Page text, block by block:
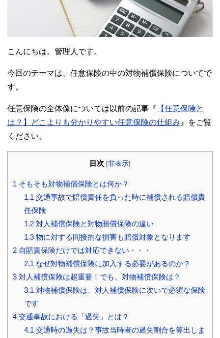
こんにちは。管理人です。
今回のテーマは、任意保険の中の対物補償保険についてで
す。
任意保険の全体像については以前の記事『 【任意保険と
は？】どこよりも分かりやすい任意保険の仕組み 』をご覧
ください。
目次 [非表示]
1 そもそも対物補償保険とは何か？
1.1 交通事故で賠償責任を負った時に補償される賠償責
任保険
1.2対人補償保険と対物賠償保険の違い
1.3物に対する間接的な損害も賠償対象となります
2 自賠責保険だけでは対応できない・・・
2.1 なぜ対物補償保険に加入する必要があるのか？
3 対人補償保険は超重要！でも、対物補償保険は？
3.1 対物補償保険は、対人補償保険に次いで必須な保険
です
4 交通事故における「過失」とは？
4.1 交通時の過失は？事故当時者の過失割合を算出しま